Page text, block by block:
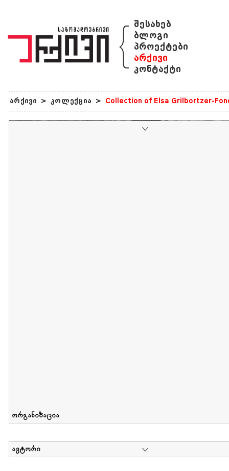
{ შესახებ
ბლოგი
პროექტები
არქივი
კონტაქტი
არქივი > კოლექცია > Collection of Elsa Grilbortzer-
ორგანიზაცია
ავტორი